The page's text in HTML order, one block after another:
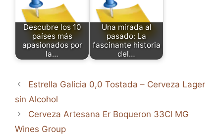
Descubre los 10
países más
apasionados por
la…
Una mirada al
pasado: La
fascinante historia
del…
Estrella Galicia 0,0 Tostada – Cerveza Lager
sin Alcohol
Cerveza Artesana Er Boqueron 33Cl MG
Wines Group